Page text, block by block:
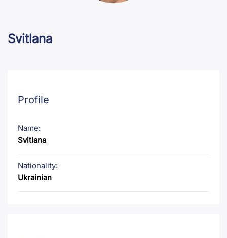
Svitlana
Profile
Name:
Svitlana
Nationality:
Ukrainian